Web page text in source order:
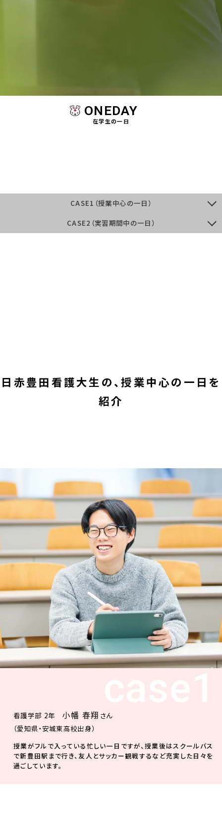
ONEDAY
在学生の一日
CASE1（授業中心の一日）
CASE2（実習期間中の一日）
日赤豊田看護大生の、授業中心の一日を
紹介
看護学部 2年 小幡 春翔 さん
（愛知県・安城東高校出身）
授業がフルで入っている忙しい一日ですが、授業後はスクールバス
で新豊田駅まで行き、友人とサッカー観戦するなど充実した日々を
過ごしています。